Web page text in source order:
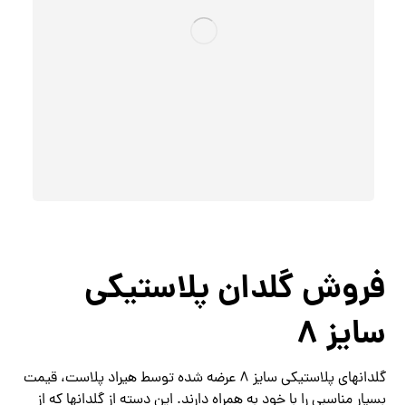
فروش گلدان پلاستیکی
سایز 8
گلدانهای پلاستیکی سایز 8 عرضه شده توسط هیراد پلاست، قیمت
بسیار مناسبی را با خود به همراه دارند. این دسته از گلدانها که از